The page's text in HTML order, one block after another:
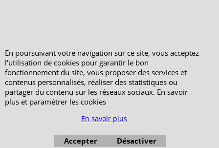
En poursuivant votre navigation sur ce site, vous acceptez
l'utilisation de cookies pour garantir le bon
fonctionnement du site, vous proposer des services et
contenus personnalisés, réaliser des statistiques ou
partager du contenu sur les réseaux sociaux. En savoir
plus et paramétrer les cookies
En savoir plus
Accepter Désactiver